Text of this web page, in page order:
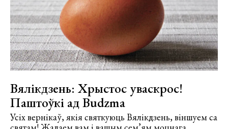
Вялікдзень: Хрыстос уваскрос!
Паштоўкі ад Budzma
Усіх вернікаў, якія святкуюць Вялікдзень, віншуем са